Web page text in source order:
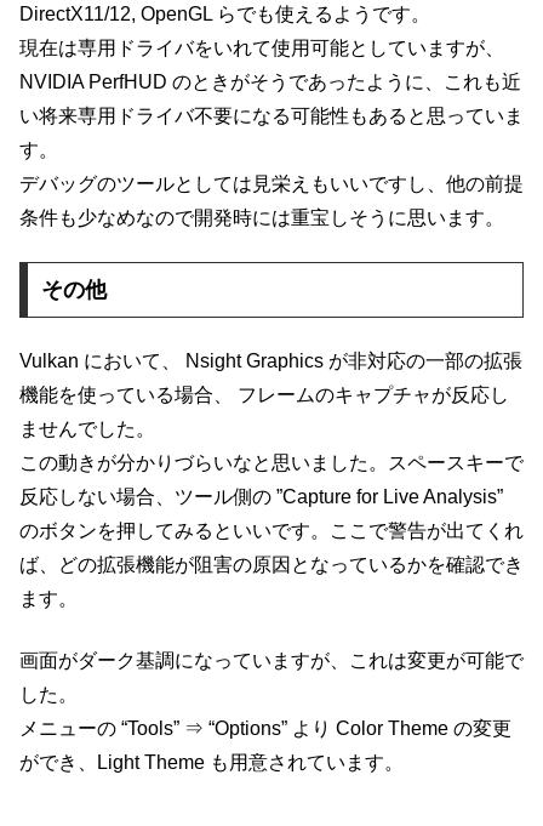
DirectX11/12, OpenGL らでも使えるようです。
現在は専用ドライバをいれて使用可能としていますが、
NVIDIA PerfHUD のときがそうであったように、これも近
い将来専用ドライバ不要になる可能性もあると思っていま
す。
デバッグのツールとしては見栄えもいいですし、他の前提
条件も少なめなので開発時には重宝しそうに思います。
その他
Vulkan において、 Nsight Graphics が非対応の一部の拡張
機能を使っている場合、 フレームのキャプチャが反応し
ませんでした。
この動きが分かりづらいなと思いました。スペースキーで
反応しない場合、ツール側の ”Capture for Live Analysis”
のボタンを押してみるといいです。ここで警告が出てくれ
ば、どの拡張機能が阻害の原因となっているかを確認でき
ます。
画面がダーク基調になっていますが、これは変更が可能で
した。
メニューの “Tools” ⇒ “Options” より Color Theme の変更
ができ、Light Theme も用意されています。